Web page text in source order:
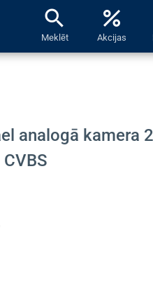
search
Meklēt
percent
Akcijas
analogā kamera